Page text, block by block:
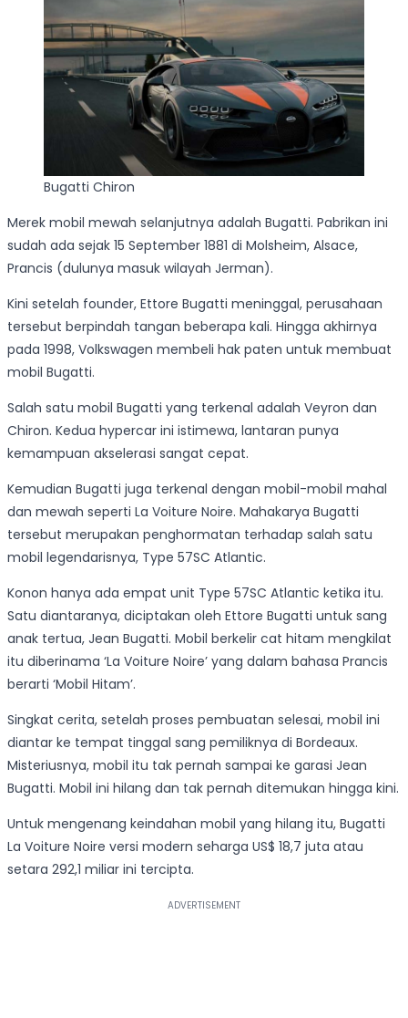
Bugatti Chiron
Merek mobil mewah selanjutnya adalah Bugatti. Pabrikan ini
sudah ada sejak 15 September 1881 di Molsheim, Alsace,
Prancis (dulunya masuk wilayah Jerman).
Kini setelah founder, Ettore Bugatti meninggal, perusahaan
tersebut berpindah tangan beberapa kali. Hingga akhirnya
pada 1998, Volkswagen membeli hak paten untuk membuat
mobil Bugatti.
Salah satu mobil Bugatti yang terkenal adalah Veyron dan
Chiron. Kedua hypercar ini istimewa, lantaran punya
kemampuan akselerasi sangat cepat.
Kemudian Bugatti juga terkenal dengan mobil-mobil mahal
dan mewah seperti La Voiture Noire. Mahakarya Bugatti
tersebut merupakan penghormatan terhadap salah satu
mobil legendarisnya, Type 57SC Atlantic.
Konon hanya ada empat unit Type 57SC Atlantic ketika itu.
Satu diantaranya, diciptakan oleh Ettore Bugatti untuk sang
anak tertua, Jean Bugatti. Mobil berkelir cat hitam mengkilat
itu diberinama ‘La Voiture Noire’ yang dalam bahasa Prancis
berarti ‘Mobil Hitam’.
Singkat cerita, setelah proses pembuatan selesai, mobil ini
diantar ke tempat tinggal sang pemiliknya di Bordeaux.
Misteriusnya, mobil itu tak pernah sampai ke garasi Jean
Bugatti. Mobil ini hilang dan tak pernah ditemukan hingga kini.
Untuk mengenang keindahan mobil yang hilang itu, Bugatti
La Voiture Noire versi modern seharga US$ 18,7 juta atau
setara 292,1 miliar ini tercipta.